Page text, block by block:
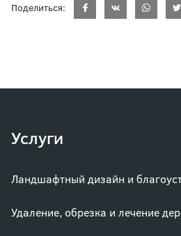
Поделиться:
Услуги
Ландшафтный дизайн и
Удаление, обрезка и лечение